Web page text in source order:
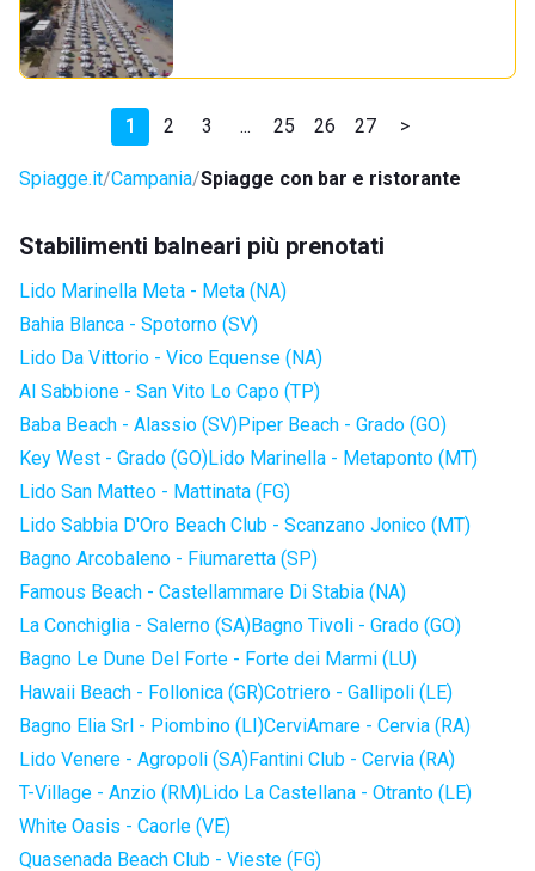
1 2 3 ... 25 26 27 >
Spiagge.it Campania Spiagge con bar e ristorante
Stabilimenti balneari più prenotati
Lido Marinella Meta - Meta (NA)
Bahia Blanca - Spotorno (SV)
Lido Da Vittorio - Vico Equense (NA)
Al Sabbione - San Vito Lo Capo (TP)
Baba Beach - Alassio (SV)Piper Beach - Grado (GO)
Key West - Grado (GO)Lido Marinella - Metaponto (MT)
Lido San Matteo - Mattinata (FG)
Lido Sabbia D'Oro Beach Club - Scanzano Jonico (MT)
Bagno Arcobaleno - Fiumaretta (SP)
Famous Beach - Castellammare Di Stabia (NA)
La Conchiglia - Salerno (SA)Bagno Tivoli - Grado (GO)
Bagno Le Dune Del Forte - Forte dei Marmi (LU)
Hawaii Beach - Follonica (GR)Cotriero - Gallipoli (LE)
Bagno Elia Srl - Piombino (LI)CerviAmare - Cervia (RA)
Lido Venere - Agropoli (SA)Fantini Club - Cervia (RA)
T-Village - Anzio (RM)Lido La Castellana - Otranto (LE)
White Oasis - Caorle (VE)
Quasenada Beach Club - Vieste (FG)